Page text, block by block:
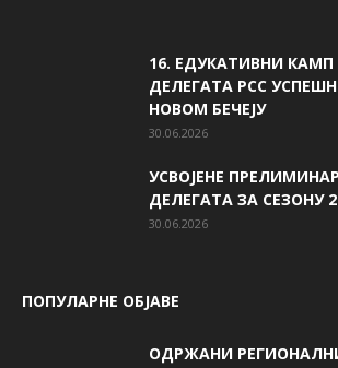
16. ЕДУКАТИВНИ
ДЕЛЕГАТА РСС
НОВОМ БЕЧЕЈУ
30.06.2026
УСВОЈЕНЕ
ДЕЛЕГАТА ЗА СЕЗОНУ
30.06.2026
ПОПУЛАРНЕ ОБЈАВЕ
ОДРЖАНИ